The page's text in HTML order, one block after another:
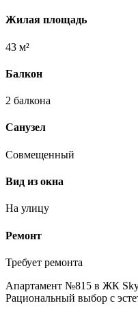
Жилая площадь
43 м²
Балкон
2 балкона
Санузел
Совмещенный
Вид из окна
На улицу
Ремонт
Требует ремонта
Апартамент №815 в ЖК
Рациональный выбор с